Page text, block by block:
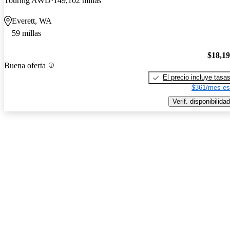
Everett, WA
59 millas
Buena oferta
El precio incluye tasas
$361/mes
Verif. disponibilidad